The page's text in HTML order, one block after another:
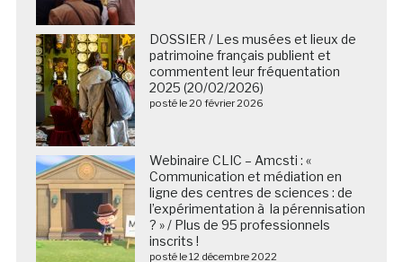
2025 (20/02/2026)
posté le 20 février 2026
Webinaire CLIC – Amcsti : «
l’expérimentation à la pérennisation
? » / Plus de 95 professionnels
inscrits !
posté le 12 décembre 2022